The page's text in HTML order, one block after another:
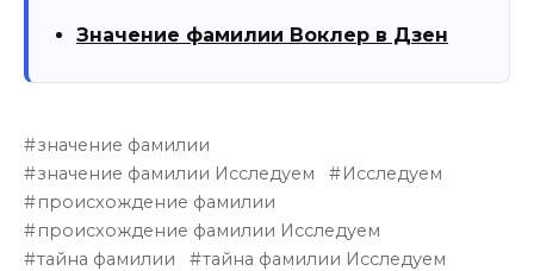
Значение фамилии Воклер в Дзен
значение фамилии
значение фамилии Исследуем
Исследуем
происхождение фамилии
происхождение фамилии Исследуем
тайна фамилии
тайна фамилии Исследуем